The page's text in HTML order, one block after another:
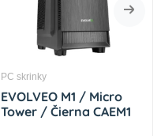
PC skrinky
EVOLVEO M1 / Micro
Tower / Čierna CAEM1